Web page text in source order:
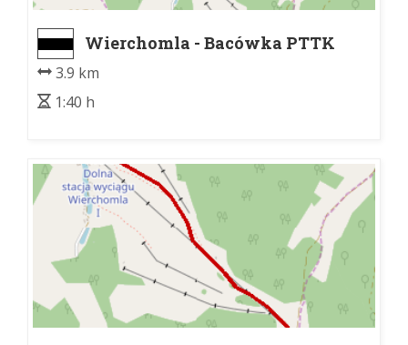
Wierchomla - Bacówka PTTK
3.9 km
1:40 h